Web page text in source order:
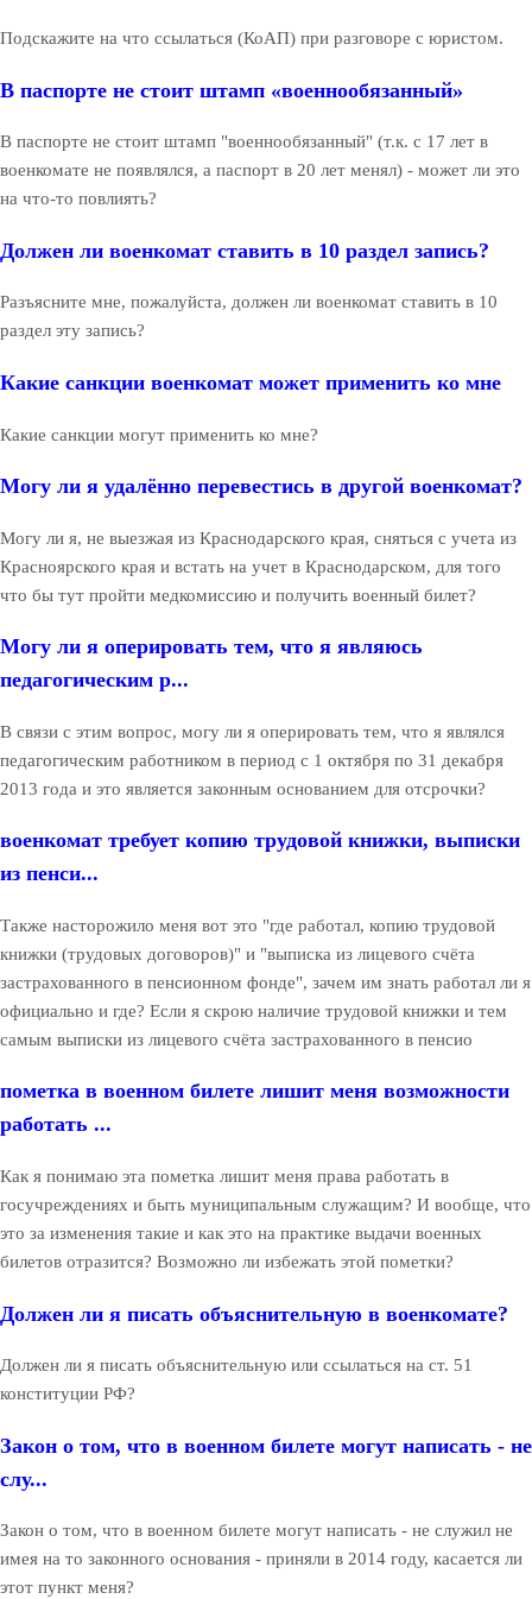
Подскажите на что ссылаться (КоАП) при разговоре с юристом.
В паспорте не стоит штамп «военнообязанный»
В паспорте не стоит штамп "военнообязанный" (т.к. с 17 лет в
военкомате не появлялся, а паспорт в 20 лет менял) - может ли это
на что-то повлиять?
Должен ли военкомат ставить в 10 раздел запись?
Разъясните мне, пожалуйста, должен ли военкомат ставить в 10
раздел эту запись?
Какие санкции военкомат может применить ко мне
Какие санкции могут применить ко мне?
Могу ли я удалённо перевестись в другой военкомат?
Могу ли я, не выезжая из Краснодарского края, сняться с учета из
Красноярского края и встать на учет в Краснодарском, для того
что бы тут пройти медкомиссию и получить военный билет?
Могу ли я оперировать тем, что я являюсь
педагогическим р...
В связи с этим вопрос, могу ли я оперировать тем, что я являлся
педагогическим работником в период с 1 октября по 31 декабря
2013 года и это является законным основанием для отсрочки?
военкомат требует копию трудовой книжки, выписки
из пенси...
Также насторожило меня вот это "где работал, копию трудовой
книжки (трудовых договоров)" и "выписка из лицевого счёта
застрахованного в пенсионном фонде", зачем им знать работал ли я
официально и где? Если я скрою наличие трудовой книжки и тем
самым выписки из лицевого счёта застрахованного в пенсио
пометка в военном билете лишит меня возможности
работать ...
Как я понимаю эта пометка лишит меня права работать в
госучреждениях и быть муниципальным служащим? И вообще, что
это за изменения такие и как это на практике выдачи военных
билетов отразится? Возможно ли избежать этой пометки?
Должен ли я писать объяснительную в военкомате?
Должен ли я писать объяснительную или ссылаться на ст. 51
конституции РФ?
Закон о том, что в военном билете могут написать - не
слу...
Закон о том, что в военном билете могут написать - не служил не
имея на то законного основания - приняли в 2014 году, касается ли
этот пункт меня?